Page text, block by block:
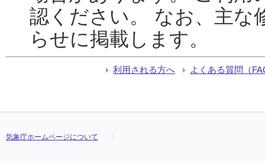
認ください。 なお、主な
らせに掲載します。
利用される方へ よくある質問（
気象庁ホームページについて